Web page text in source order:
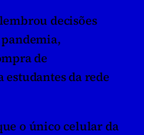
decisões
de
da rede
o único celular da